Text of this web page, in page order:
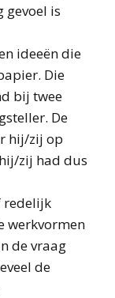
gevoel is
ideeën die
Die
bij twee
De
hij/zij op
zij had dus
redelijk
werkvormen
de vraag
de